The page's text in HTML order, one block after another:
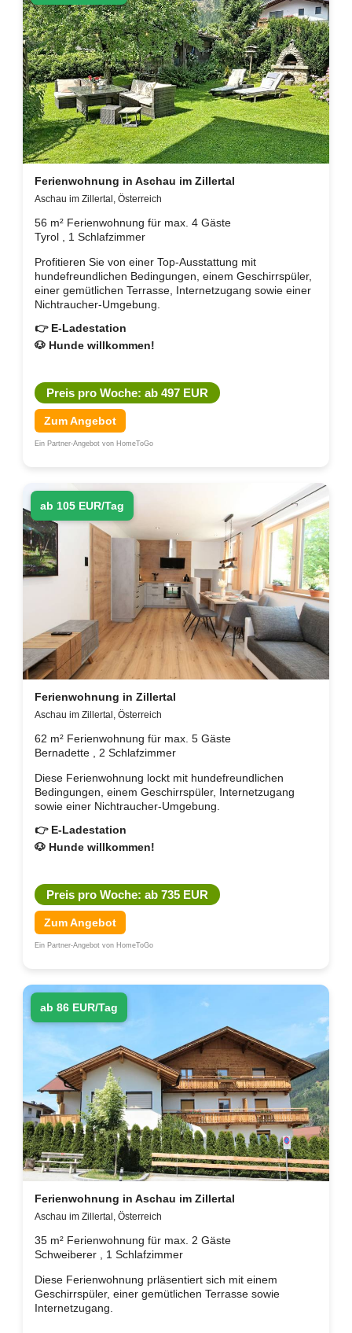
Ferienwohnung in Aschau im Zillertal
Aschau im Zillertal, Österreich
56 m² Ferienwohnung für max. 4 Gäste
Tyrol , 1 Schlafzimmer
Profitieren Sie von einer Top-Ausstattung mit
hundefreundlichen Bedingungen, einem Geschirrspüler,
einer gemütlichen Terrasse, Internetzugang sowie einer
Nichtraucher-Umgebung.
👉 E-Ladestation
🐶 Hunde willkommen!
Preis pro Woche: ab 497 EUR
Zum Angebot
Ein Partner-Angebot von HomeToGo
ab 105 EUR/Tag
Ferienwohnung in Zillertal
Aschau im Zillertal, Österreich
62 m² Ferienwohnung für max. 5 Gäste
Bernadette , 2 Schlafzimmer
Diese Ferienwohnung lockt mit hundefreundlichen
Bedingungen, einem Geschirrspüler, Internetzugang
sowie einer Nichtraucher-Umgebung.
👉 E-Ladestation
🐶 Hunde willkommen!
Preis pro Woche: ab 735 EUR
Zum Angebot
Ein Partner-Angebot von HomeToGo
ab 86 EUR/Tag
Ferienwohnung in Aschau im Zillertal
Aschau im Zillertal, Österreich
35 m² Ferienwohnung für max. 2 Gäste
Schweiberer , 1 Schlafzimmer
Diese Ferienwohnung prläsentiert sich mit einem
Geschirrspüler, einer gemütlichen Terrasse sowie
Internetzugang.